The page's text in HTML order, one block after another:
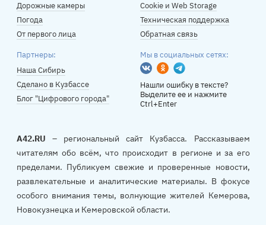
Дорожные камеры
Погода
От первого лица
Cookie и Web Storage
Техническая поддержка
Обратная связь
Партнеры:
Наша Сибирь
Сделано в Кузбассе
Блог "Цифрового города"
Мы в социальных сетях:
Вконтакте
Одноклассники
Telegram
Нашли ошибку в тексте?
Выделите ее и нажмите
Ctrl+Enter
A42.RU – региональный сайт Кузбасса. Рассказываем
читателям обо всём, что происходит в регионе и за его
пределами. Публикуем свежие и проверенные новости,
развлекательные и аналитические материалы. В фокусе
особого внимания темы, волнующие жителей Кемерова,
Новокузнецка и Кемеровской области.